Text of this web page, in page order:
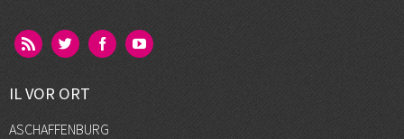
IL VOR ORT
ASCHAFFENBURG